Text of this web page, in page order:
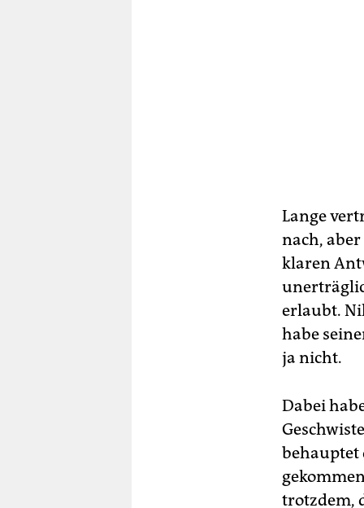
Lange
nach,
klaren
erlaubt.
habe
ja nicht.
Dabei
behauptet
trotzdem,